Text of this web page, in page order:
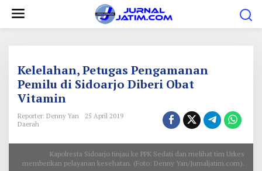
Kelelahan, Petugas Pengamanan
Pemilu di Sidoarjo Diberi Obat
Vitamin
Reporter: Denny Yan
25 April 2019
Daerah
Kapolresta Sidoarjo tinjau ke PPK Sedati dan melihat tim Urkes
memberikan pelayanan kesehatan. (Foto: Denny Yan/Jurnaljatim.com).